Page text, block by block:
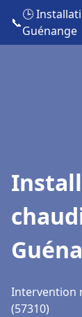
📞
🕒
Guénange
Intervention
(57310)